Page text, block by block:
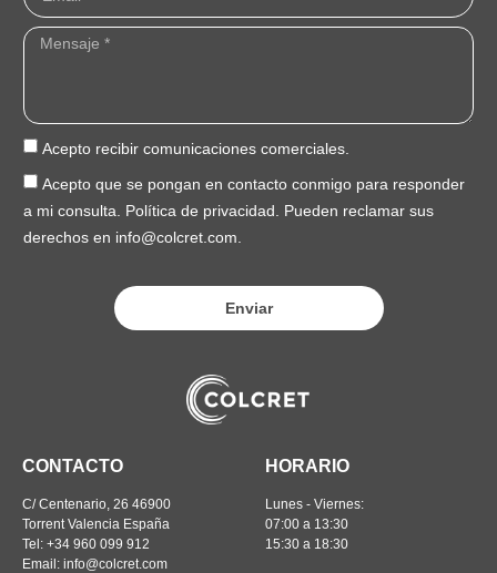
CONTACTO
C/ Centenario, 26 46900
Torrent Valencia España
Tel: +34 960 099 912
Email: info@colcret.com
HORARIO
Lunes - Viernes:
07:00 a 13:30
15:30 a 18:30
Acepto recibir comunicaciones comerciales.
Acepto que se pongan en contacto conmigo para responder
a mi consulta. Política de privacidad. Pueden reclamar sus
derechos en info@colcret.com.
Enviar